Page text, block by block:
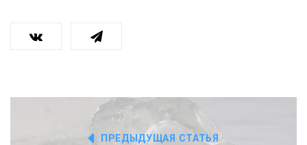
ПРЕДЫДУЩАЯ СТАТЬЯ